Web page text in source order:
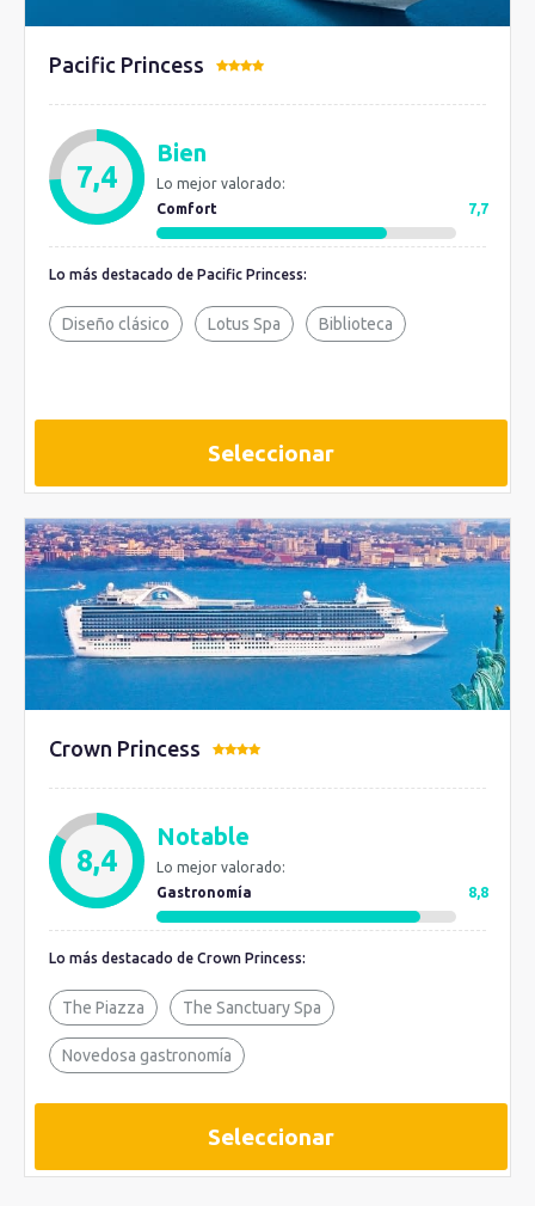
Pacific Princess
7,4
Bien
Lo mejor valorado:
Comfort
7,7
Lo más destacado de Pacific Princess:
Diseño clásico Lotus Spa Biblioteca
Seleccionar
Crown Princess
8,4
Notable
Lo mejor valorado:
Gastronomía
8,8
Lo más destacado de Crown Princess:
The Piazza The Sanctuary Spa
Novedosa gastronomía
Seleccionar